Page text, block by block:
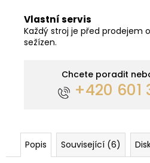
Vlastní servis
Každý stroj je před prodejem
sežízen.
Chcete poradit
+420 601
Popis Související (6)